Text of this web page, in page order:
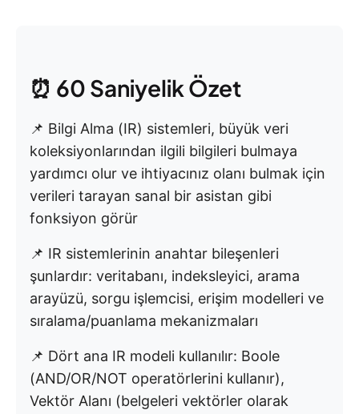
⏰ 60 Saniyelik Özet
📌 Bilgi Alma (IR) sistemleri, büyük veri
koleksiyonlarından ilgili bilgileri bulmaya
yardımcı olur ve ihtiyacınız olanı bulmak için
verileri tarayan sanal bir asistan gibi
fonksiyon görür
📌 IR sistemlerinin anahtar bileşenleri
şunlardır: veritabanı, indeksleyici, arama
arayüzü, sorgu işlemcisi, erişim modelleri ve
sıralama/puanlama mekanizmaları
📌 Dört ana IR modeli kullanılır: Boole
(AND/OR/NOT operatörlerini kullanır),
Vektör Alanı (belgeleri vektörler olarak